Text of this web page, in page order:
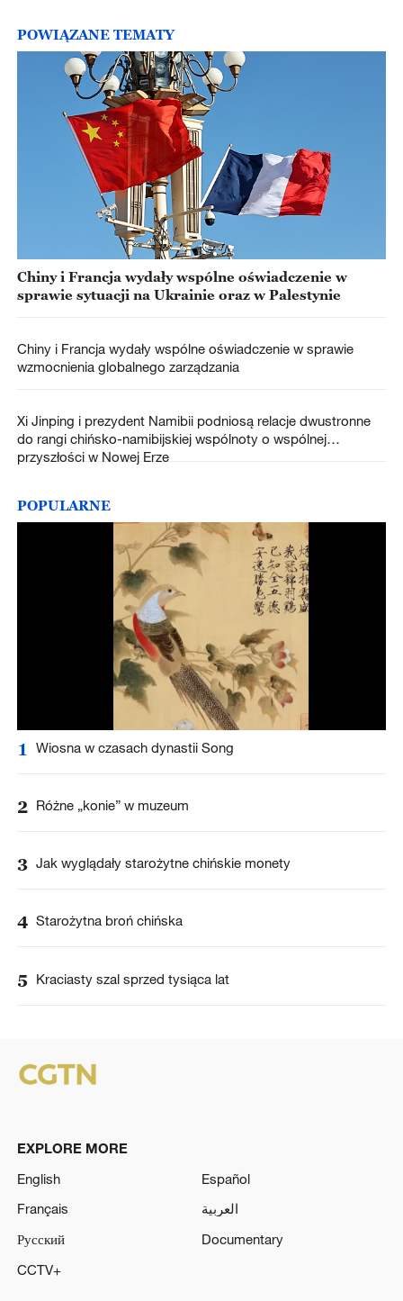
POWIĄZANE TEMATY
Chiny i Francja wydały wspólne oświadczenie w
sprawie sytuacji na Ukrainie oraz w Palestynie
Chiny i Francja wydały wspólne oświadczenie w sprawie
wzmocnienia globalnego zarządzania
Xi Jinping i prezydent Namibii podniosą relacje dwustronne
do rangi chińsko-namibijskiej wspólnoty o wspólnej
przyszłości w Nowej Erze
POPULARNE
1 Wiosna w czasach dynastii Song
2 Różne „konie” w muzeum
3 Jak wyglądały starożytne chińskie monety
4 Starożytna broń chińska
5 Kraciasty szal sprzed tysiąca lat
EXPLORE MORE
English
Español
Français
العربية
Русский
Documentary
CCTV+